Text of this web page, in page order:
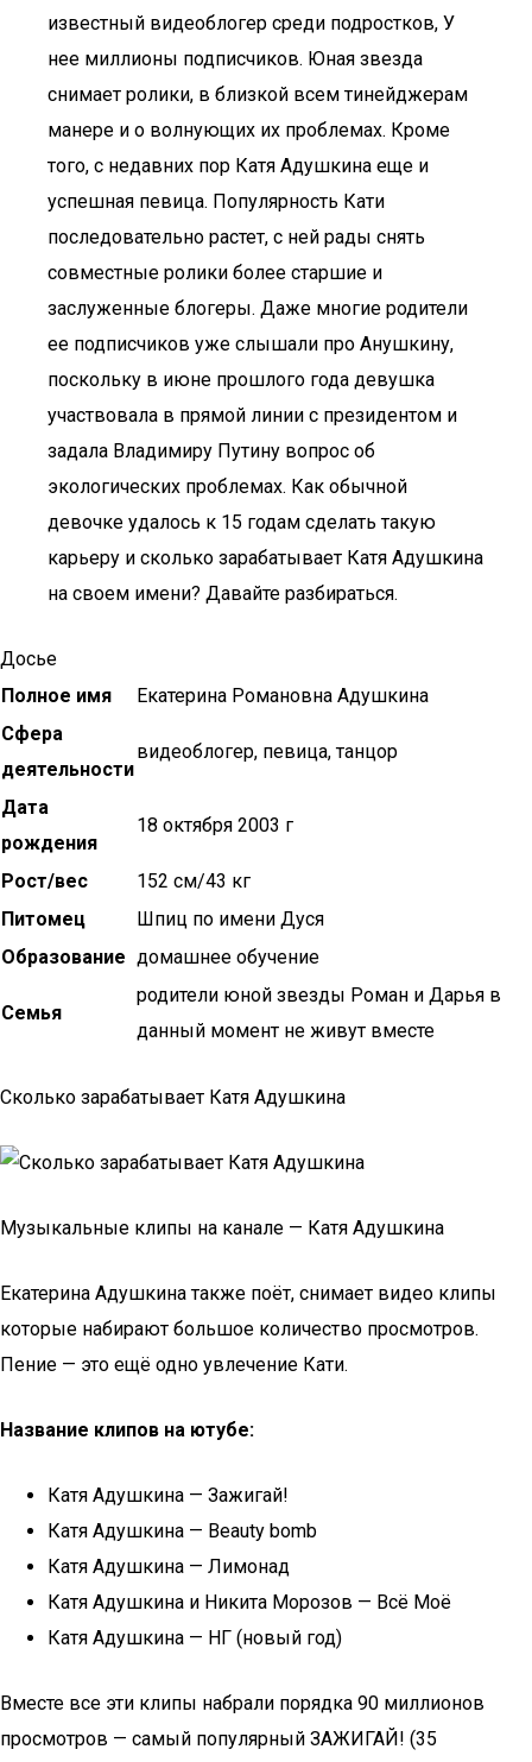
известный видеоблогер среди подростков, У
нее миллионы подписчиков. Юная звезда
снимает ролики, в близкой всем тинейджерам
манере и о волнующих их проблемах. Кроме
того, с недавних пор Катя Адушкина еще и
успешная певица. Популярность Кати
последовательно растет, с ней рады снять
совместные ролики более старшие и
заслуженные блогеры. Даже многие родители
ее подписчиков уже слышали про Анушкину,
поскольку в июне прошлого года девушка
участвовала в прямой линии с президентом и
задала Владимиру Путину вопрос об
экологических проблемах. Как обычной
девочке удалось к 15 годам сделать такую
карьеру и сколько зарабатывает Катя Адушкина
на своем имени? Давайте разбираться.
Досье
Полное имя
Екатерина Романовна Адушкина
Сфера
деятельности
видеоблогер, певица, танцор
Дата
рождения
18 октября 2003 г
Рост/вес
152 см/43 кг
Питомец
Шпиц по имени Дуся
Образование домашнее обучение
Семья
родители юной звезды Роман и Дарья в
данный момент не живут вместе
Сколько зарабатывает Катя Адушкина
Музыкальные клипы на канале — Катя Адушкина
Екатерина Адушкина также поёт, снимает видео клипы
которые набирают большое количество просмотров.
Пение — это ещё одно увлечение Кати.
Название клипов на ютубе:
Катя Адушкина — Зажигай!
Катя Адушкина — Beauty bomb
Катя Адушкина — Лимонад
Катя Адушкина и Никита Морозов — Всё Моё
Катя Адушкина — НГ (новый год)
Вместе все эти клипы набрали порядка 90 миллионов
просмотров — самый популярный ЗАЖИГАЙ! (35